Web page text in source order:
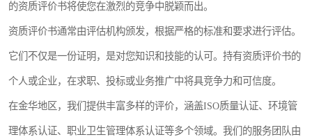
的资质评价书将使您在激烈的竞争中脱颖而出。
资质评价书通常由评估机构颁发，根据严格的标准和要求进行评估。
它们不仅是一份证明，是对您知识和技能的认可。持有资质评价书的
个人或企业，在求职、投标或业务推广中将具竞争力和可信度。
在金华地区，我们提供丰富多样的评价，涵盖ISO质量认证、环境管
理体系认证、职业卫生管理体系认证等多个领域。我们的服务团队由